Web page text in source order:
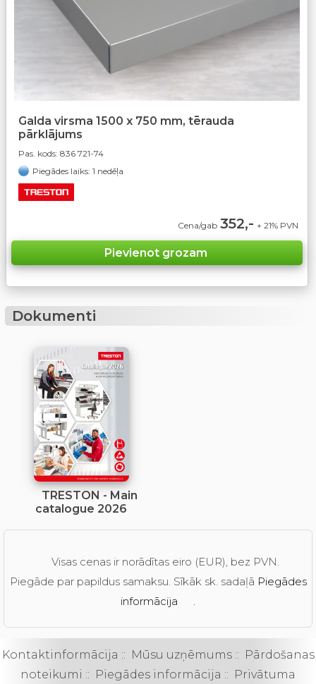
Galda virsma 1500 x 750 mm, tērauda
pārklājums
Pas. kods: 836 721-74
Piegādes laiks: 1 nedēļa
Cena/gab 352,- + 21% PVN
Dokumenti
TRESTON - Main
catalogue 2026
Visas cenas ir norādītas eiro (EUR), bez PVN.
Piegāde par papildus samaksu. Sīkāk sk. sadaļā Piegādes
informācija
Kontaktinformācija :: Mūsu uzņēmums:: Pārdošanas
noteikumi :: Piegādes informācija :: Privātuma